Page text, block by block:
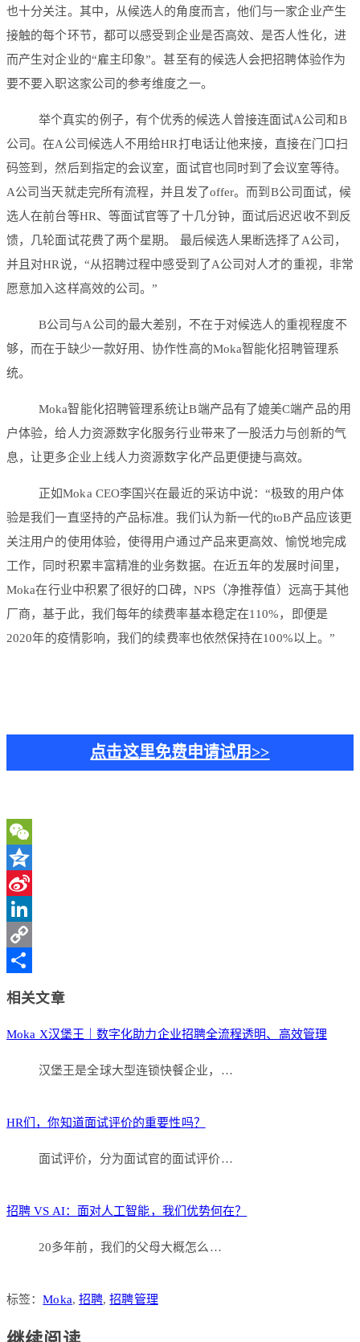
也十分关注。其中，从候选人的角度而言，他们与一家企业产生
接触的每个环节，都可以感受到企业是否高效、是否人性化，进
而产生对企业的“雇主印象”。甚至有的候选人会把招聘体验作为
要不要入职这家公司的参考维度之一。
举个真实的例子，有个优秀的候选人曾接连面试A公司和B
公司。在A公司候选人不用给HR打电话让他来接，直接在门口扫
码签到，然后到指定的会议室，面试官也同时到了会议室等待。
A公司当天就走完所有流程，并且发了offer。而到B公司面试，候
选人在前台等HR、等面试官等了十几分钟，面试后迟迟收不到反
馈，几轮面试花费了两个星期。 最后候选人果断选择了A公司，
并且对HR说，“从招聘过程中感受到了A公司对人才的重视，非常
愿意加入这样高效的公司。”
B公司与A公司的最大差别，不在于对候选人的重视程度不
够，而在于缺少一款好用、协作性高的Moka智能化招聘管理系
统。
Moka智能化招聘管理系统让B端产品有了媲美C端产品的用
户体验，给人力资源数字化服务行业带来了一股活力与创新的气
息，让更多企业上线人力资源数字化产品更便捷与高效。
正如Moka CEO李国兴在最近的采访中说：“极致的用户体
验是我们一直坚持的产品标准。我们认为新一代的toB产品应该更
关注用户的使用体验，使得用户通过产品来更高效、愉悦地完成
工作，同时积累丰富精准的业务数据。在近五年的发展时间里，
Moka在行业中积累了很好的口碑，NPS（净推荐值）远高于其他
厂商，基于此，我们每年的续费率基本稳定在110%，即便是
2020年的疫情影响，我们的续费率也依然保持在100%以上。”
点击这里免费申请试用>>
WeChat
Qzone
Sina
Weibo
LinkedIn
Copy
相关文章
Moka X汉堡王｜数字化助力企业招聘全流程透明、高效管理
汉堡王是全球大型连锁快餐企业，…
HR们，你知道面试评价的重要性吗？
面试评价，分为面试官的面试评价…
招聘 VS AI：面对人工智能，我们优势何在？
20多年前，我们的父母大概怎么…
标签：Moka, 招聘,招聘管理